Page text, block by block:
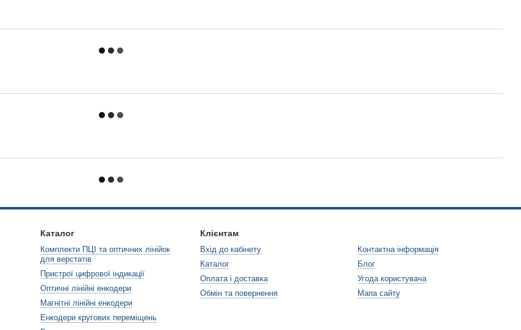
Каталог
Комплекти ПЦІ та оптичних лінійок
для верстатів
Пристрої цифрової індикації
Оптичні лінійні енкодери
Магнітні лінійні енкодери
Енкодери кругових переміщень
Клієнтам
Вхід до кабінету
Каталог
Оплата і доставка
Обмін та повернення
Контактна інформація
Блог
Угода користувача
Мапа сайту